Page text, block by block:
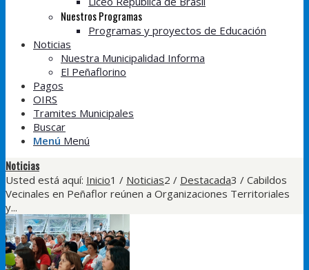
Nuestros Programas
Programas y proyectos de Educación
Noticias
Nuestra Municipalidad Informa
El Peñaflorino
Pagos
OIRS
Tramites Municipales
Buscar
Menú Menú
Noticias
Usted está aquí: Inicio1 / Noticias2 / Destacada3 / Cabildos
Vecinales en Peñaflor reúnen a Organizaciones Territoriales
y...